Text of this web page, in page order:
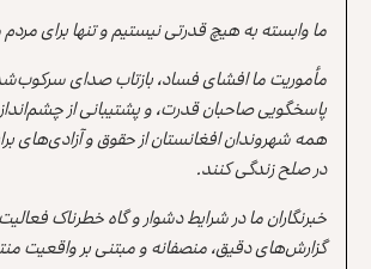
ما وابسته به هیچ قدرتی نیستیم و تنها برای
مأموریت ما افشای فساد، بازتاب صدای
پاسخگویی صاحبان قدرت، و پشتیبانی از
همه شهروندان افغانستان از حقوق و آزادی‌های
در صلح زندگی کنند.
خبرنگاران ما در شرایط دشوار و گاه خطرناک
گزارش‌های دقیق، منصفانه و مبتنی بر واقعیت